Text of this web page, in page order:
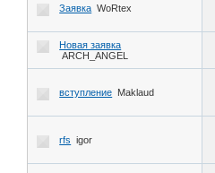
Заявка WoRtex
Новая заявка
ARCH_ANGEL
вступление Maklaud
rfs igor